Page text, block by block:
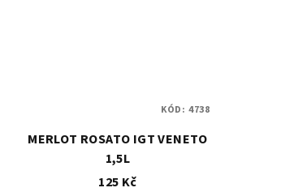
MERLOT ROSATO IGT VENETO
1,5L
125 Kč
KÓD: 4738